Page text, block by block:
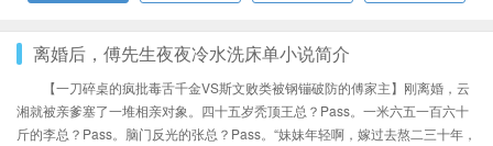
离婚后，傅先生夜夜冷水洗床单小说简介
【一刀碎桌的疯批毒舌千金VS斯文败类被钢镚破防的傅家主】刚离婚，云
湘就被亲爹塞了一堆相亲对象。四十五岁秃顶王总？Pass。一米六五一百六十
斤的李总？Pass。脑门反光的张总？Pass。“妹妹年轻啊，嫁过去熬二三十年，